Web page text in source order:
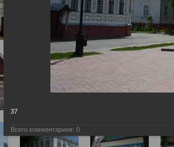
37
Всего комментариев: 0